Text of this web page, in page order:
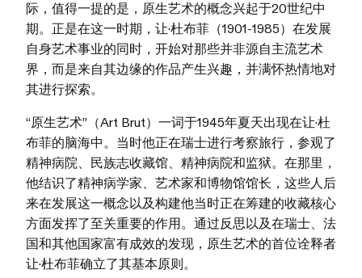
际，值得一提的是，原生艺术的概念兴起于20世纪中
期。正是在这一时期，让·杜布菲（1901-1985）在发展
自身艺术事业的同时，开始对那些并非源自主流艺术
界，而是来自其边缘的作品产生兴趣，并满怀热情地对
其进行探索。
“原生艺术”（Art Brut）一词于1945年夏天出现在让·杜
布菲的脑海中。当时他正在瑞士进行考察旅行，参观了
精神病院、民族志收藏馆、精神病院和监狱。在那里，
他结识了精神病学家、艺术家和博物馆馆长，这些人后
来在发展这一概念以及构建他当时正在筹建的收藏核心
方面发挥了至关重要的作用。通过反思以及在瑞士、法
国和其他国家富有成效的发现，原生艺术的首位诠释者
让·杜布菲确立了其基本原则。